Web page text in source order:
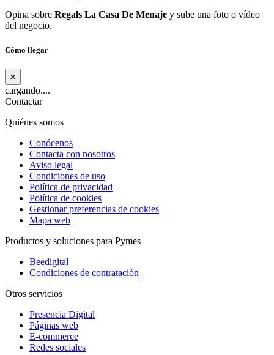
Opina sobre Regals La Casa De Menaje y sube una foto o vídeo
del negocio.
Cómo llegar
×
cargando....
Contactar
Quiénes somos
Conócenos
Contacta con nosotros
Aviso legal
Condiciones de uso
Política de privacidad
Política de cookies
Gestionar preferencias de cookies
Mapa web
Productos y soluciones para Pymes
Beedigital
Condiciones de contratación
Otros servicios
Presencia Digital
Páginas web
E-commerce
Redes sociales